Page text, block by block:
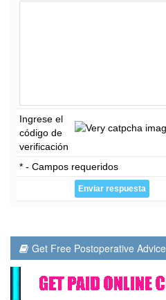
Ingrese el
código de
verificación
* - Campos requeridos
Get Free Postoperative Advice